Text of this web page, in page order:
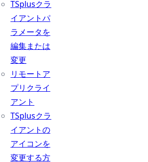
TSplusクラ
イアントパ
ラメータを
編集または
変更
リモートア
プリクライ
アント
TSplusクラ
イアントの
アイコンを
変更する方